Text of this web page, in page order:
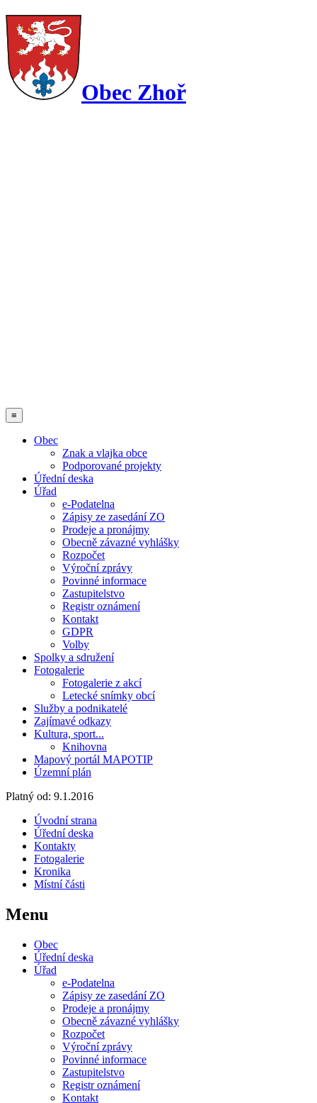
Obec Zhoř
≡
Obec
Znak a vlajka obce
Podporované projekty
Úřední deska
Úřad
e-Podatelna
Zápisy ze zasedání ZO
Prodeje a pronájmy
Obecně závazné vyhlášky
Rozpočet
Výroční zprávy
Povinné informace
Zastupitelstvo
Registr oznámení
Kontakt
GDPR
Volby
Spolky a sdružení
Fotogalerie
Fotogalerie z akcí
Letecké snímky obcí
Služby a podnikatelé
Zajímavé odkazy
Kultura, sport...
Knihovna
Mapový portál MAPOTIP
Územní plán
Platný od: 9.1.2016
Úvodní strana
Úřední deska
Kontakty
Fotogalerie
Kronika
Místní části
Menu
Obec
Úřední deska
Úřad
e-Podatelna
Zápisy ze zasedání ZO
Prodeje a pronájmy
Obecně závazné vyhlášky
Rozpočet
Výroční zprávy
Povinné informace
Zastupitelstvo
Registr oznámení
Kontakt